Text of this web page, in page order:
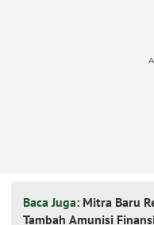
Baca Juga: Mitra Baru
Tambah Amunisi